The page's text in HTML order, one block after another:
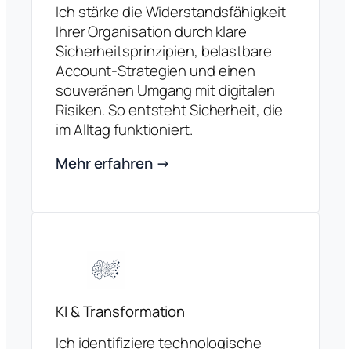
Ich stärke die Widerstandsfähigkeit
Ihrer Organisation durch klare
Sicherheitsprinzipien, belastbare
Account-Strategien und einen
souveränen Umgang mit digitalen
Risiken. So entsteht Sicherheit, die
im Alltag funktioniert.
Mehr erfahren →
KI & Transformation
Ich identifiziere technologische